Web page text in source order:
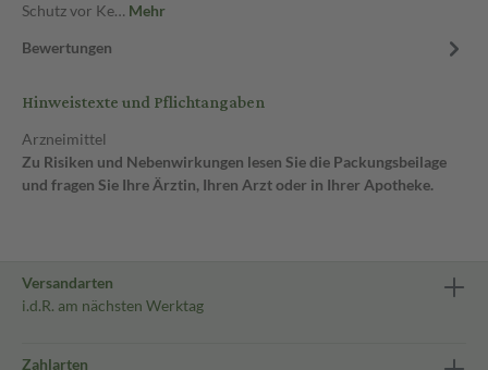
Schutz vor Ke… Mehr
Bewertungen
Hinweistexte und Pflichtangaben
Arzneimittel
Zu Risiken und Nebenwirkungen lesen Sie die Packungsbeilage
und fragen Sie Ihre Ärztin, Ihren Arzt oder in Ihrer Apotheke.
Versandarten
i.d.R. am nächsten Werktag
Zahlarten